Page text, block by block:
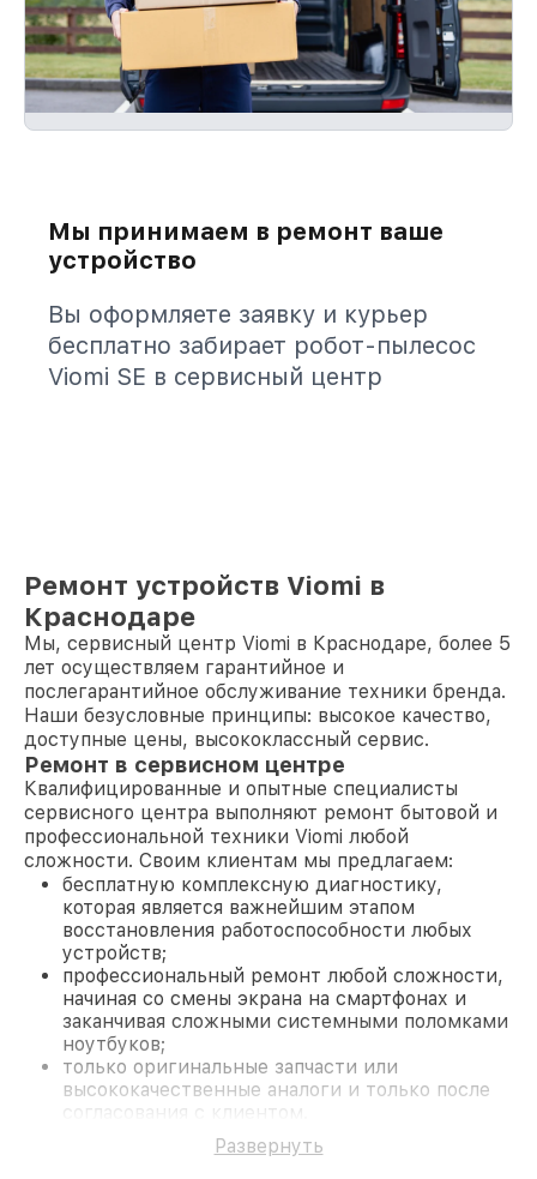
Мы принимаем в ремонт ваше
устройство
Вы оформляете заявку и курьер
бесплатно забирает робот-пылесос
Viomi SE в сервисный центр
Ремонт устройств Viomi в
Краснодаре
Мы, сервисный центр Viomi в Краснодаре, более 5
лет осуществляем гарантийное и
послегарантийное обслуживание техники бренда.
Наши безусловные принципы: высокое качество,
доступные цены, высококлассный сервис.
Ремонт в сервисном центре
Квалифицированные и опытные специалисты
сервисного центра выполняют ремонт бытовой и
профессиональной техники Viomi любой
сложности. Своим клиентам мы предлагаем:
бесплатную комплексную диагностику,
которая является важнейшим этапом
восстановления работоспособности любых
устройств;
профессиональный ремонт любой сложности,
начиная со смены экрана на смартфонах и
заканчивая сложными системными поломками
ноутбуков;
только оригинальные запчасти или
высококачественные аналоги и только после
согласования с клиентом.
На все работы и замененные комплектующие
предоставляется длительная гарантия. В случае
Развернуть